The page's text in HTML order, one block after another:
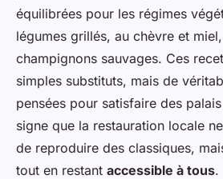
équilibrées pour les régimes
légumes grillés, au chèvre et
champignons sauvages. Ces
simples substituts, mais de
pensées pour satisfaire des
signe que la restauration locale
de reproduire des classiques,
tout en restant accessible à tous.